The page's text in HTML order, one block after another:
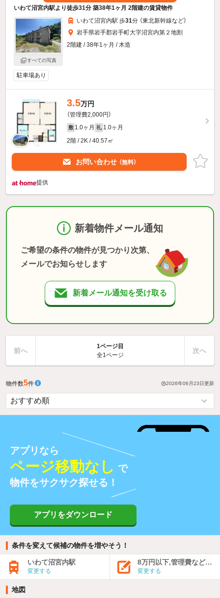
いわて沼宮内駅より徒歩31分 築38年1ヶ月 2階建の賃貸物件
すべての写真
いわて沼宮内駅 歩31分 （東北新幹線など）
岩手県岩手郡岩手町大字沼宮内第２地割
2階建 / 38年1ヶ月 / 木造
駐車場あり
3.5万円
（管理費2,000円）
敷 1.0ヶ月 礼 1.0ヶ月
2階 / 2K / 40.57㎡
お問い合わせ （無料）
提供
新着物件メール通知
ご希望の条件の物件が見つかり次第、
メールでお知らせします
新着メール通知を受け取る
前へ
1ページ目
全1ページ
次へ
物件数5件 2026年06月23日 更新
アプリなら
ページ移動なし で
物件をサクサク探せる！
アプリをダウンロード
条件を変えて候補の物件を増やそう！
いわて沼宮内駅
変更する
8万円以下,管理費など込み
変更する
地図